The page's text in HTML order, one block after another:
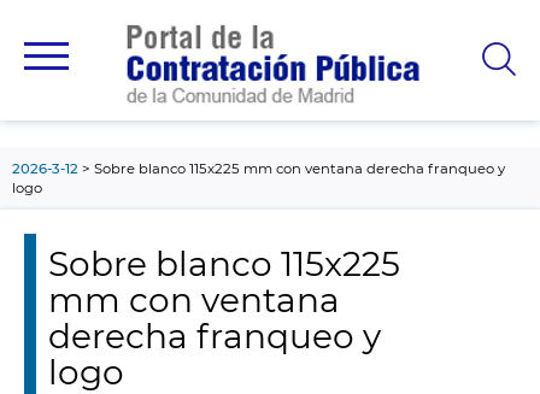
principal
2026-3-12
Sobre blanco 115x225 mm con ventana derecha franqueo y
logo
Sobre blanco 115x225
mm con ventana
derecha franqueo y
logo